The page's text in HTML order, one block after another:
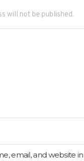
will not be published.
email, and website